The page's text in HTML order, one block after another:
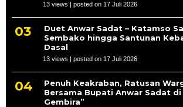
13 views | posted on 17 Juli 2026
Duet Anwar Sadat – Katamso
Sembako hingga Santunan
Dasal
13 views | posted on 17 Juli 2026
Penuh Keakraban, Ratusan
Bersama Bupati Anwar Sadat di
Gembira”